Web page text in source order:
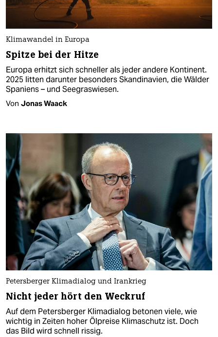
Klimawandel in Europa
Spitze bei der Hitze
Europa erhitzt sich schneller als jeder andere Kontinent.
2025 litten darunter besonders Skandinavien, die Wälder
Spaniens – und Seegraswiesen.
Von Jonas Waack
Petersberger Klimadialog und Irankrieg
Nicht jeder hört den Weckruf
Auf dem Petersberger Klimadialog betonen viele, wie
wichtig in Zeiten hoher Ölpreise Klimaschutz ist. Doch
das Bild wird schnell rissig.